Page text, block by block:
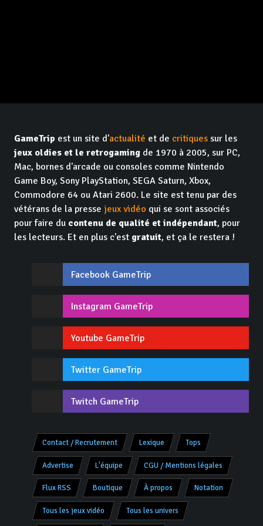
GameTrip est un site d'actualité et de critiques sur les
jeux oldies et le retrogaming de 1970 à 2005, sur PC,
Mac, bornes d'arcade ou consoles comme Nintendo
Game Boy, Sony PlayStation, SEGA Saturn, Xbox,
Commodore 64 ou Atari 2600. Le site est tenu par des
vétérans de la presse jeux vidéo qui se sont associés
pour faire du contenu de qualité et indépendant, pour
les lecteurs. Et en plus c'est gratuit, et ça le restera !
Facebook GameTrip
Instagram GameTrip
Youtube GameTrip
Twitter GameTrip
Twitch GameTrip
Contact / Recrutement Lexique Tops
Advertise L'équipe CGU / Mentions légales
Flux RSS Boutique À propos Notation
Tous les jeux vidéo Tous les univers